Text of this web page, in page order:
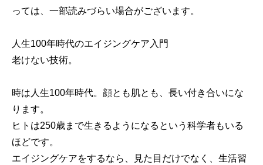
っては、一部読みづらい場合がございます。
人生100年時代のエイジングケア入門
老けない技術。
時は人生100年時代。顔とも肌とも、長い付き合いにな
ります。
ヒトは250歳まで生きるようになるという科学者もいる
ほどです。
エイジングケアをするなら、見た目だけでなく、生活習